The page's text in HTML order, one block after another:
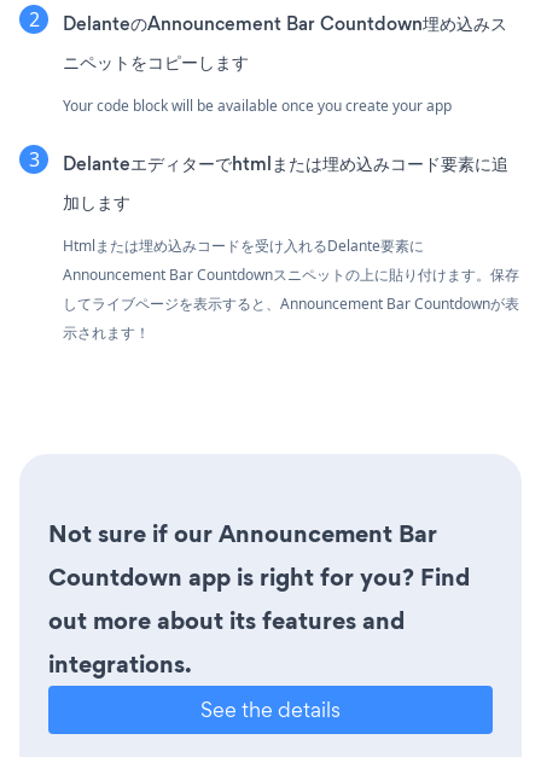
DelanteのAnnouncement Bar Countdown埋め込みス
ニペットをコピーします
Your code block will be available once you create your app
Delanteエディターでhtmlまたは埋め込みコード要素に追
加します
Htmlまたは埋め込みコードを受け入れるDelante要素に
Announcement Bar Countdownスニペットの上に貼り付けます。保存
してライブページを表示すると、Announcement Bar Countdownが表
示されます！
Not sure if our Announcement Bar
Countdown app is right for you? Find
out more about its features and
integrations.
See the details